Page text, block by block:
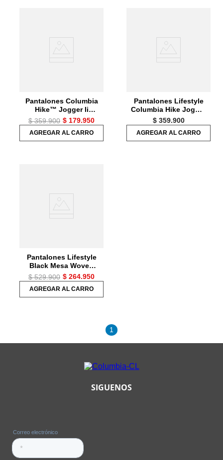
Pantalones Columbia
Hike™ Jogger Ii
Hombre
$ 359.900 $ 179.950
AGREGAR AL CARRO
Pantalones Lifestyle
Columbia Hike Jogger
Hombre
$ 359.900
AGREGAR AL CARRO
Pantalones Lifestyle
Black Mesa Woven
Pan Hombre
$ 529.900 $ 264.950
AGREGAR AL CARRO
1
SIGUENOS